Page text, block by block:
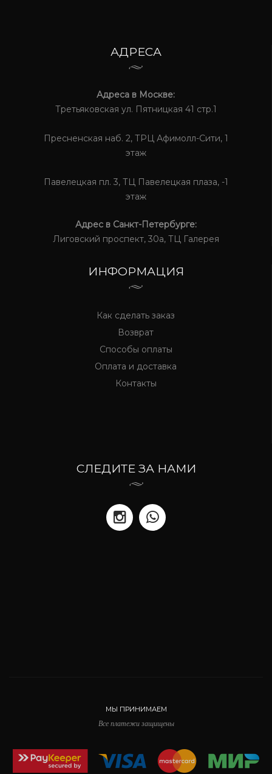
АДРЕСА
Адреса в Москве:
Третьяковская ул. Пятницкая 41 стр.1
Пресненская наб. 2, ТРЦ Афимолл-Сити, 1
этаж
Павелецкая пл. 3, ТЦ Павелецкая плаза, -1
этаж
Адрес в Санкт-Петербурге:
Лиговский проспект, 30а, ТЦ Галерея
ИНФОРМАЦИЯ
Как сделать заказ
Возврат
Способы оплаты
Оплата и доставка
Контакты
СЛЕДИТЕ ЗА НАМИ
МЫ ПРИНИМАЕМ
Все платежи защищены